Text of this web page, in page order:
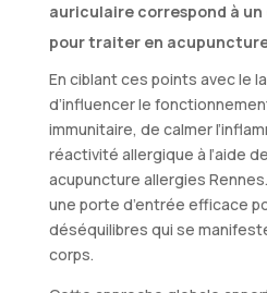
auriculaire correspond à
pour traiter en
En ciblant ces points avec le
d’influencer le
immunitaire, de calmer
réactivité allergique à l’aide
acupuncture allergies
une porte d’entrée efficace
déséquilibres qui se
corps.